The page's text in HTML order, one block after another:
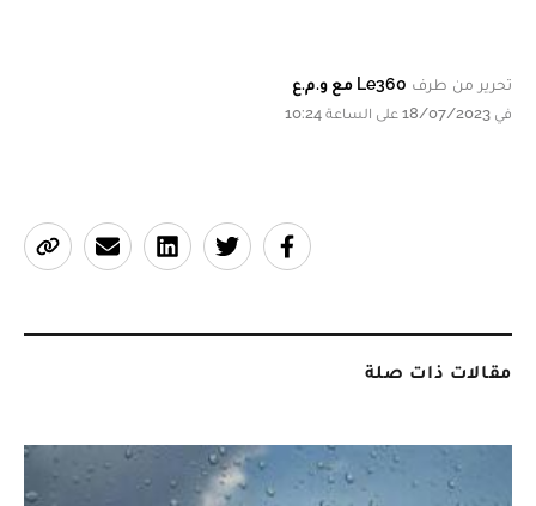
تحرير من طرف Le360 مع و.م.ع
في 18/07/2023 على الساعة 10:24
مقالات ذات صلة